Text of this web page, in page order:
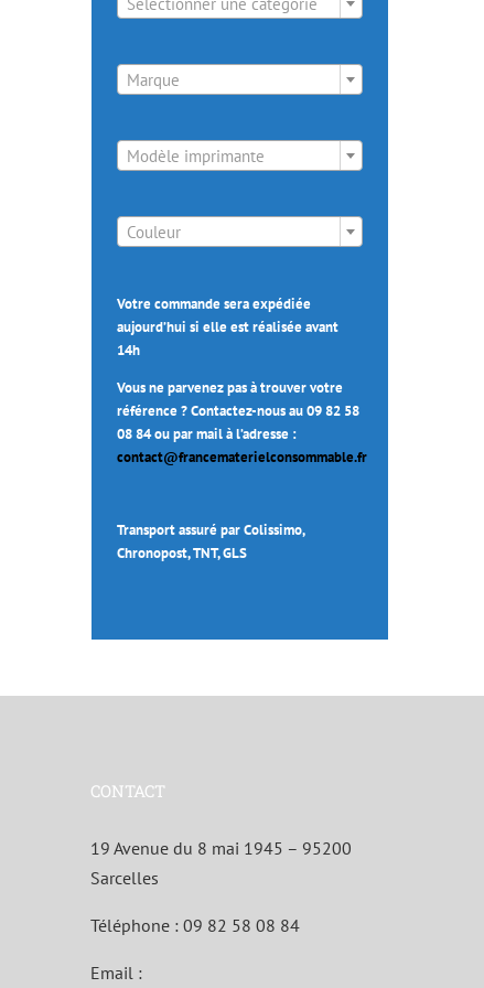
Marque
Modèle imprimante
Couleur
Votre commande sera expédiée
aujourd’hui si elle est réalisée avant
14h
Vous ne parvenez pas à trouver votre
référence ? Contactez-nous au 09 82 58
08 84 ou par mail à l’adresse :
contact@francematerielconsommable.fr
Transport assuré par Colissimo,
Chronopost, TNT, GLS
CONTACT
19 Avenue du 8 mai 1945 – 95200
Sarcelles
Téléphone : 09 82 58 08 84
Email :